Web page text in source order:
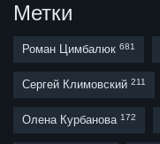
Метки
Роман Цимбалюк 681
Сергей Климовский 211
Олена Курбанова 172